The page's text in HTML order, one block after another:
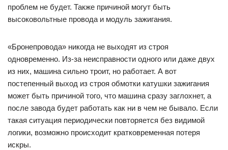
проблем не будет. Также причиной могут быть
высоковольтные провода и модуль зажигания.
«Бронепровода» никогда не выходят из строя
одновременно. Из-за неисправности одного или даже двух
из них, машина сильно троит, но работает. А вот
постепенный выход из строя обмотки катушки зажигания
может быть причиной того, что машина сразу заглохнет, а
после завода будет работать как ни в чем не бывало. Если
такая ситуация периодически повторяется без видимой
логики, возможно происходит кратковременная потеря
искры.